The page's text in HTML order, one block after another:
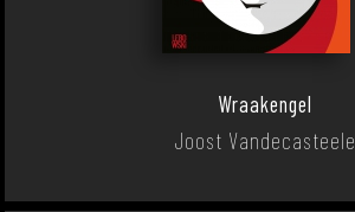
Wraakengel
Joost Vandecasteele